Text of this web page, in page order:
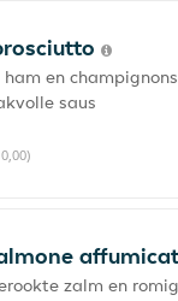
en
saus
zalm en